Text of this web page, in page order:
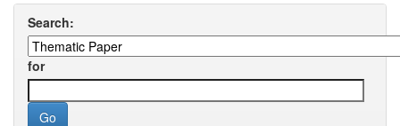
Search:
for